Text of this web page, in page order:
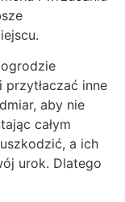
inne
aby nie
całym
a ich
urok. Dlatego